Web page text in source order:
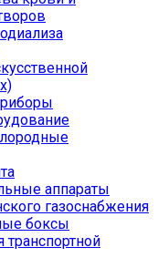
аппараты
газоснабжения
боксы